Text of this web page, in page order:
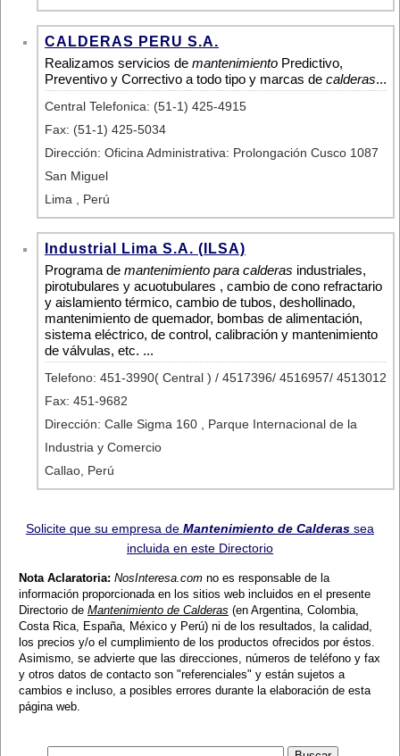
CALDERAS PERU S.A.
Realizamos servicios de mantenimiento Predictivo,
Preventivo y Correctivo a todo tipo y marcas de calderas...
Central Telefonica: (51-1) 425-4915
Fax: (51-1) 425-5034
Dirección: Oficina Administrativa: Prolongación Cusco 1087
San Miguel
Lima , Perú
Industrial Lima S.A. (ILSA)
Programa de mantenimiento para calderas industriales,
pirotubulares y acuotubulares , cambio de cono refractario
y aislamiento térmico, cambio de tubos, deshollinado,
mantenimiento de quemador, bombas de alimentación,
sistema eléctrico, de control, calibración y mantenimiento
de válvulas, etc. ...
Telefono: 451-3990( Central ) / 4517396/ 4516957/ 4513012
Fax: 451-9682
Dirección: Calle Sigma 160 , Parque Internacional de la
Industria y Comercio
Callao, Perú
Solicite que su empresa de Mantenimiento de Calderas sea
incluida en este Directorio
Nota Aclaratoria: NosInteresa.com no es responsable de la
información proporcionada en los sitios web incluidos en el presente
Directorio de Mantenimiento de Calderas (en Argentina, Colombia,
Costa Rica, España, México y Perú) ni de los resultados, la calidad,
los precios y/o el cumplimiento de los productos ofrecidos por éstos.
Asimismo, se advierte que las direcciones, números de teléfono y fax
y otros datos de contacto son "referenciales" y están sujetos a
cambios e incluso, a posibles errores durante la elaboración de esta
página web.